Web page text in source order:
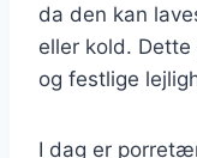
da den kan
eller kold.
og festlige
I dag er